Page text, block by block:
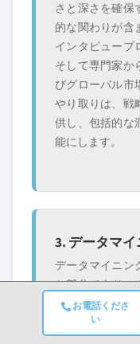
お電話くださ
い
カス
さと深さを確保
的な関わりが含
インタビュープ
そして専門家か
びグローバル市
やり取りは、戦
供し、包括的な
能にします。
3. データマ
データマイニン
な部分であり、
ています。主
じて、市場構